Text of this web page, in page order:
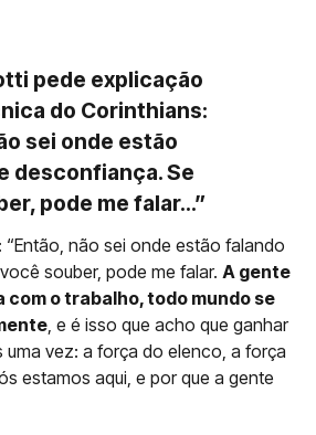
pede explicação
do Corinthians:
sei onde estão
desconfiança. Se
pode me falar...”
“Então, não sei onde estão falando
souber, pode me falar. A gente
o trabalho, todo mundo se
, e é isso que acho que ganhar
uma vez: a força do elenco, a força
estamos aqui, e por que a gente